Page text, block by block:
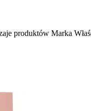
produktów Marka